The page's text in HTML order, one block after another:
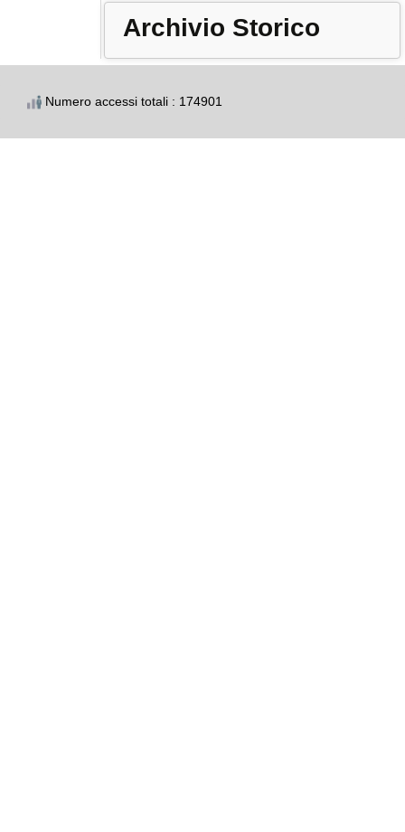
Archivio Storico
Numero accessi totali : 174901